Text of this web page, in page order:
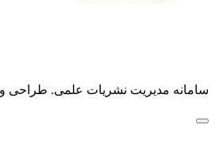
سامانه مدیریت نشریات علمی. طراحی و